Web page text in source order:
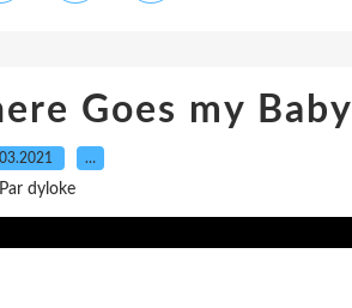
Goes my Baby
…
Par dyloke